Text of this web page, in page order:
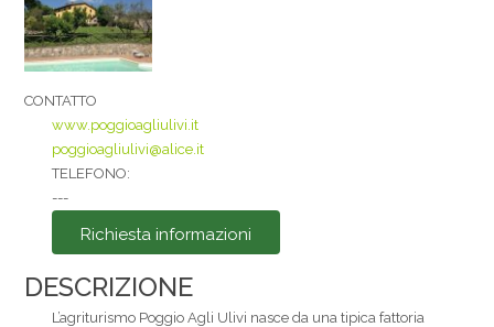
CONTATTO
www.poggioagliulivi.it
poggioagliulivi@alice.it
TELEFONO:
---
Richiesta informazioni
Accetto i
Privacy Policy
Inviato
DESCRIZIONE
L’agriturismo Poggio Agli Ulivi nasce da una tipica fattoria